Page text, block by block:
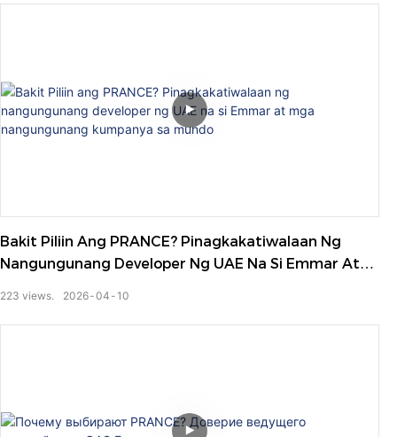
Bakit Piliin Ang PRANCE? Pinagkakatiwalaan Ng
Nangungunang Developer Ng UAE Na Si Emmar At
2026 04 10
223 views.